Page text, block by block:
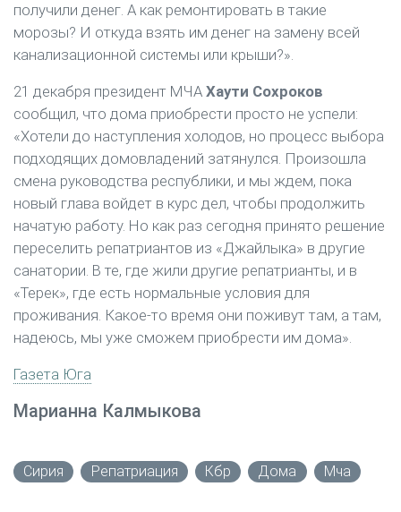
получили денег. А как ремонтировать в такие
морозы? И откуда взять им денег на замену всей
канализационной системы или крыши?».
21 декабря президент МЧА Хаути Сохроков
сообщил, что дома приобрести просто не успели:
«Хотели до наступления холодов, но процесс выбора
подходящих домовладений затянулся. Произошла
смена руководства республики, и мы ждем, пока
новый глава войдет в курс дел, чтобы продолжить
начатую работу. Но как раз сегодня принято решение
переселить репатриантов из «Джайлыка» в другие
санатории. В те, где жили другие репатрианты, и в
«Терек», где есть нормальные условия для
проживания. Какое-то время они поживут там, а там,
надеюсь, мы уже сможем приобрести им дома».
Газета Юга
Марианна Калмыкова
Сирия Репатриация Кбр Дома Мча